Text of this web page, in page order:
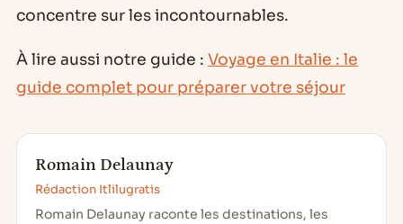
concentre sur les incontournables.
À lire aussi notre guide : Voyage en Italie : le
guide complet pour préparer votre séjour
Romain Delaunay
Rédaction Itlilugratis
Romain Delaunay raconte les destinations, les